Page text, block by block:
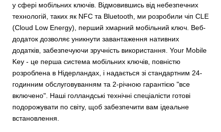
у сфері мобільних ключів. Відмовившись від небезпечних
технологій, таких як NFC та Bluetooth, ми розробили чіп CLE
(Cloud Low Energy), перший хмарний мобільний ключ. Веб-
додаток дозволяє уникнути завантаження нативних
додатків, забезпечуючи зручність використання. Your Mobile
Key - це перша система мобільних ключів, повністю
розроблена в Нідерландах, і надається зі стандартним 24-
годинним обслуговуванням та 2-річною гарантією "все
включено". Наші голландські технічні спеціалісти готові
подорожувати по світу, щоб забезпечити вам ідеальне
встановлення.